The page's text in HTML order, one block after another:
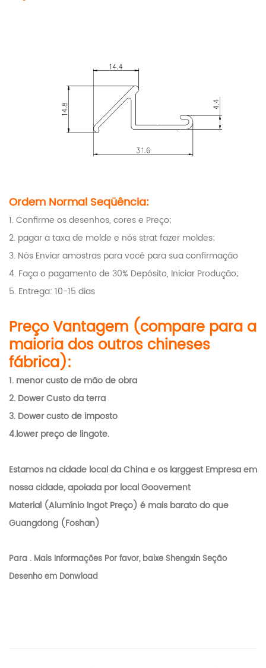
Ordem Normal Seqüência:
1. Confirme os desenhos, cores e Preço;
2. pagar a taxa de molde e nós strat fazer moldes;
3. Nós Enviar amostras para você para sua confirmação
4. Faça o pagamento de 30% Depósito, Iniciar Produção;
5. Entrega: 10-15 dias
Preço Vantagem (compare para a
maioria dos outros chineses
fábrica):
1. menor custo de mão de obra
2. Dower Custo da terra
3. Dower custo de imposto
4.lower preço de lingote.
Estamos na cidade local da China e os larggest Empresa em
nossa cidade, apoiada por local Goovement
Material (Alumínio Ingot Preço) é mais barato do que
Guangdong (Foshan)
Para . Mais Informações Por favor, baixe Shengxin Seção
Desenho em Donwload